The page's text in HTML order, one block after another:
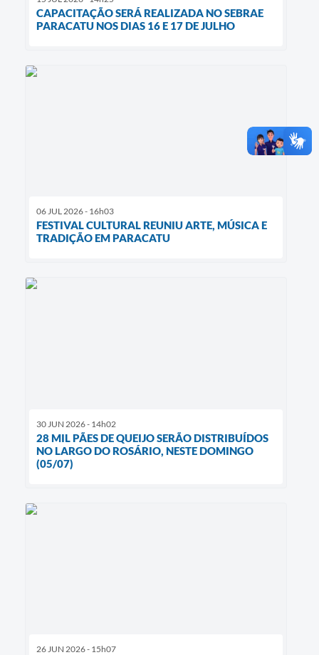
CAPACITAÇÃO SERÁ REALIZADA NO SEBRAE
PARACATU NOS DIAS 16 E 17 DE JULHO
06 JUL 2026 - 16h03
FESTIVAL CULTURAL REUNIU ARTE, MÚSICA E
TRADIÇÃO EM PARACATU
30 JUN 2026 - 14h02
28 MIL PÃES DE QUEIJO SERÃO DISTRIBUÍDOS
NO LARGO DO ROSÁRIO, NESTE DOMINGO
(05/07)
26 JUN 2026 - 15h07